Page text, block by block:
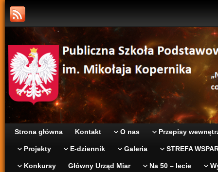
Strona główna Kontakt O nas Przepisy
Projekty E-dziennik Galeria STREFA
Konkursy Główny Urząd Miar Na 50 – lecie